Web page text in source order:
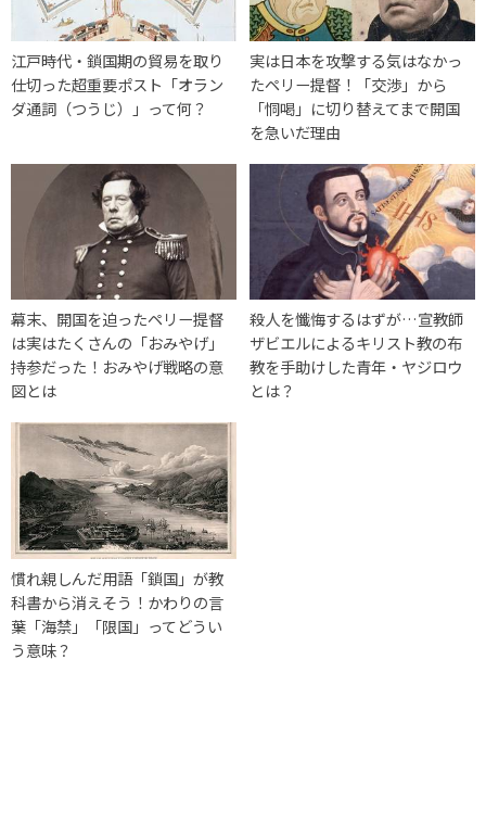
江戸時代・鎖国期の貿易を取り
仕切った超重要ポスト「オラン
ダ通詞（つうじ）」って何？
実は日本を攻撃する気はなかっ
たペリー提督！「交渉」から
「恫喝」に切り替えてまで開国
を急いだ理由
幕末、開国を迫ったペリー提督
は実はたくさんの「おみやげ」
持参だった！おみやげ戦略の意
図とは
殺人を懺悔するはずが…宣教師
ザビエルによるキリスト教の布
教を手助けした青年・ヤジロウ
とは？
慣れ親しんだ用語「鎖国」が教
科書から消えそう！かわりの言
葉「海禁」「限国」ってどうい
う意味？